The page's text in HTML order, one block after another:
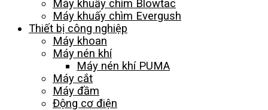
Máy khuấy chìm Blowtac
Máy khuấy chìm Evergush
Thiết bị công nghiệp
Máy khoan
Máy nén khí
Máy nén khí PUMA
Máy cắt
Máy đầm
Động cơ điện